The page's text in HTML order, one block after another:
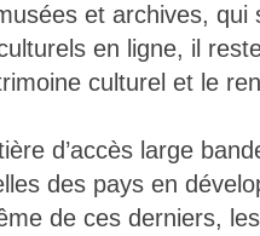
et archives, qui
en ligne, il
culturel et le
d’accès large
des pays en
de ces derniers,